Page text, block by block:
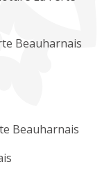
Beauharnais
Beauharnais